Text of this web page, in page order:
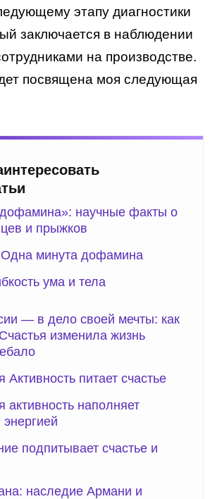
этапу диагностики
заключается в наблюдении
на производстве.
посвящена моя следующая
научные факты о
и прыжков
минута дофамина
ума и тела
— в дело своей мечты: как
изменила жизнь
Активность питает счастье
активность наполняет
энергией
подпитывает счастье и
наследие Армани и